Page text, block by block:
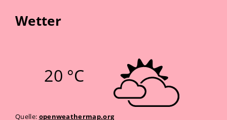
Wetter
20 °C
Quelle: openweathermap.org